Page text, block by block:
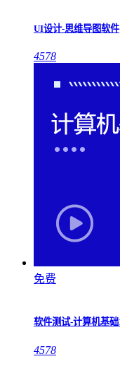
UI设计-思维导图软件
4578
免费
软件测试-计算机基础
4578